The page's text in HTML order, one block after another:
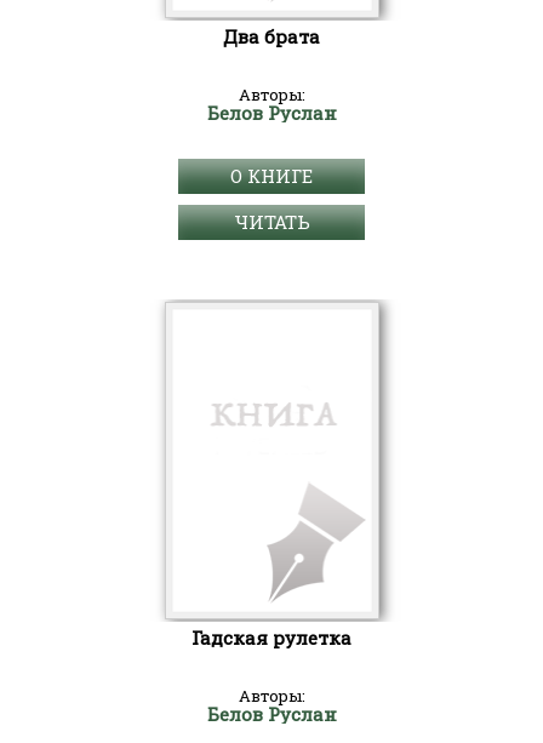
Два брата
Авторы:
Белов Руслан
О КНИГЕ
ЧИТАТЬ
Гадская рулетка
Авторы:
Белов Руслан